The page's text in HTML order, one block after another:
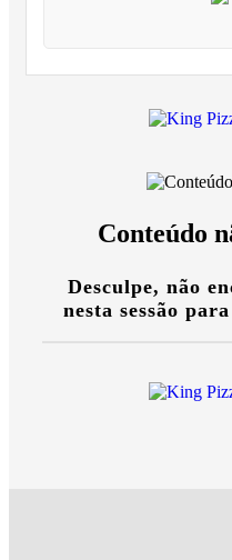
Conteúdo
Desculpe, não
nesta sessão